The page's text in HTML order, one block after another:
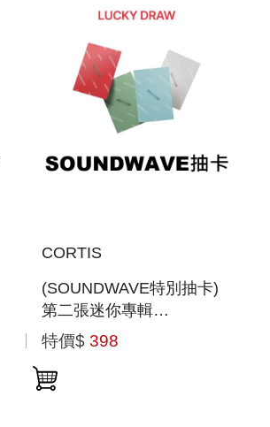
CORTIS
(SOUNDWAVE特別抽卡)
第二張迷你專輯
「GREENGREEN(WEVERSE
ALBUMS VER.)」(韓國進
口版)
特價$ 398